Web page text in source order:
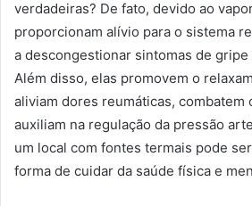
verdadeiras? De fato, devido ao
proporcionam alívio para o sistema
a descongestionar sintomas de
Além disso, elas promovem o
aliviam dores reumáticas, combatem
auxiliam na regulação da pressão
um local com fontes termais pode
forma de cuidar da saúde física e